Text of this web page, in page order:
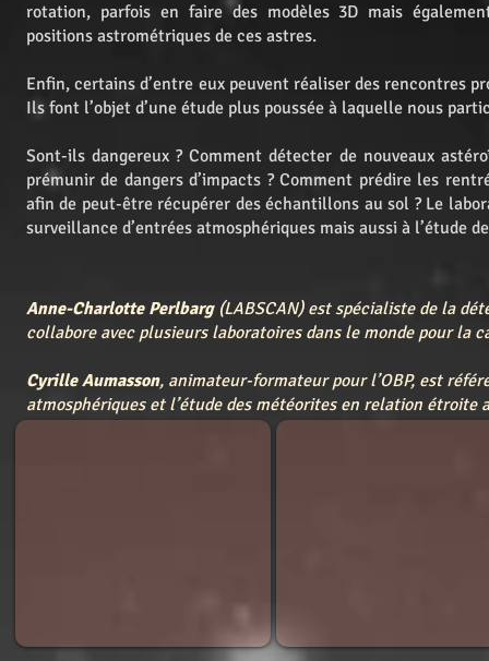
rotation, parfois en faire des modèles 3D mais
positions astrométriques de ces astres.
Enfin, certains d’entre eux peuvent réaliser des rencontres
Ils font l’objet d’une étude plus poussée à laquelle nous
Sont-ils dangereux ? Comment détecter de nouveaux
prémunir de dangers d’impacts ? Comment prédire les
afin de peut-être récupérer des échantillons au sol ? Le
surveillance d’entrées atmosphériques mais aussi à l’étude
Anne-Charlotte Perlbarg(LABSCAN) est spécialiste de la
collabore avec plusieurs laboratoires dans le monde pour la
Cyrille Aumasson, animateur-formateur pour l’OBP, est
atmosphériques et l’étude des météorites en relation
Mission Exoplanètes